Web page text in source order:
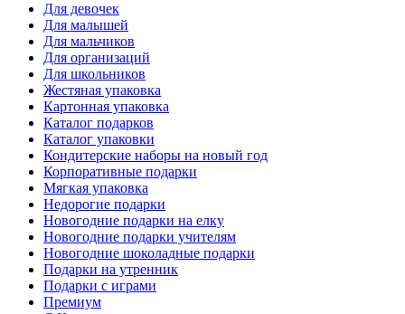
Для девочек
Для малышей
Для мальчиков
Для организаций
Для школьников
Жестяная упаковка
Картонная упаковка
Каталог подарков
Каталог упаковки
Кондитерские наборы на новый год
Корпоративные подарки
Мягкая упаковка
Недорогие подарки
Новогодние подарки на елку
Новогодние подарки учителям
Новогодние шоколадные подарки
Подарки на утренник
Подарки с играми
Премиум